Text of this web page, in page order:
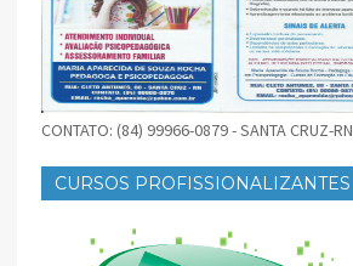
CONTATO: (84) 99966-0879 - SANTA CRUZ-RN
CURSOS PROFISSIONALIZANTES